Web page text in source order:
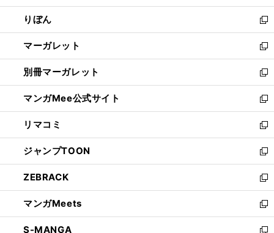
開
く
ウ
で
開
く
ン
ド
ウ
で
開
く
ウ
ィ
ン
ド
ウ
で
開
く
りぼん
新
し
い
ウ
ィ
ン
ド
ウ
で
開
く
マーガレット
新
し
い
ウ
ィ
ン
ド
ウ
で
開
く
別冊マーガレット
新
し
い
ウ
ィ
ン
ド
ウ
で
開
く
マンガMee公式サイト
新
し
い
ウ
ィ
ン
ド
ウ
で
開
く
リマコミ
新
し
い
ウ
ィ
ン
ド
ウ
で
ジャンプTOON
新
し
い
ウ
ィ
ン
ド
ZEBRACK
新
し
い
ウ
マンガMeets
新
し
S-MANGA